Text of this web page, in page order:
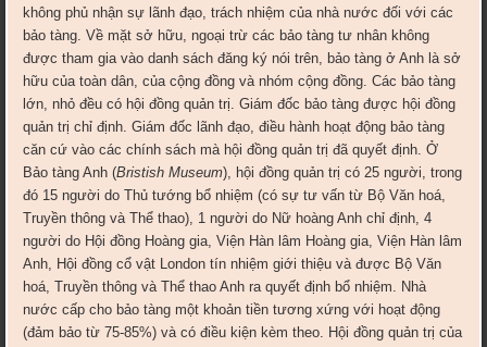
không phủ nhận sự lãnh đạo, trách nhiệm của nhà nước đối với các
bảo tàng. Về mặt sở hữu, ngoại trừ các bảo tàng tư nhân không
được tham gia vào danh sách đăng ký nói trên, bảo tàng ở Anh là sở
hữu của toàn dân, của cộng đồng và nhóm cộng đồng. Các bảo tàng
lớn, nhỏ đều có hội đồng quản trị. Giám đốc bảo tàng được hội đồng
quản trị chỉ định. Giám đốc lãnh đạo, điều hành hoạt động bảo tàng
căn cứ vào các chính sách mà hội đồng quản trị đã quyết định. Ở
Bảo tàng Anh (Bristish Museum), hội đồng quản trị có 25 người, trong
đó 15 người do Thủ tướng bổ nhiệm (có sự tư vấn từ Bộ Văn hoá,
Truyền thông và Thể thao), 1 người do Nữ hoàng Anh chỉ định, 4
người do Hội đồng Hoàng gia, Viện Hàn lâm Hoàng gia, Viện Hàn lâm
Anh, Hội đồng cổ vật London tín nhiệm giới thiệu và được Bộ Văn
hoá, Truyền thông và Thể thao Anh ra quyết định bổ nhiệm. Nhà
nước cấp cho bảo tàng một khoản tiền tương xứng với hoạt động
(đảm bảo từ 75-85%) và có điều kiện kèm theo. Hội đồng quản trị của